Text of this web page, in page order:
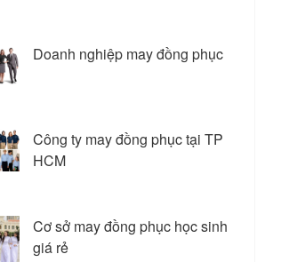
Doanh nghiệp may đồng phục
Công ty may đồng phục tại TP
HCM
Cơ sở may đồng phục học sinh
giá rẻ